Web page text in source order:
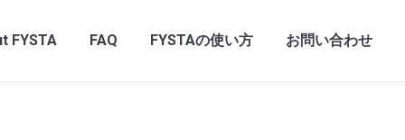
FYSTA FAQ FYSTAの使い方 お問い合わせ